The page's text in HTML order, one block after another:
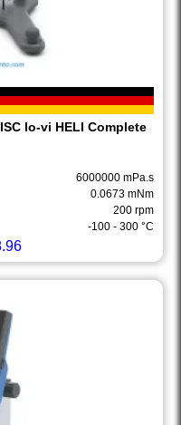
lo-vi HELI Complete
6000000 mPa.s
0.0673 mNm
200 rpm
-100 - 300 °C